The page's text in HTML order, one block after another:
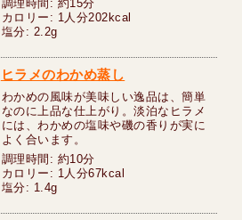
調理時間: 約15分
カロリー: 1人分202kcal
塩分: 2.2g
ヒラメのわかめ蒸し
わかめの風味が美味しい逸品は、簡単
なのに上品な仕上がり。淡泊なヒラメ
には、わかめの塩味や磯の香りが実に
よく合います。
調理時間: 約10分
カロリー: 1人分67kcal
塩分: 1.4g